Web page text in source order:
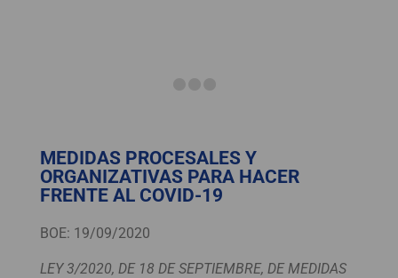
MEDIDAS PROCESALES Y
ORGANIZATIVAS PARA HACER
FRENTE AL COVID-19
BOE: 19/09/2020
LEY 3/2020, DE 18 DE SEPTIEMBRE, DE MEDIDAS